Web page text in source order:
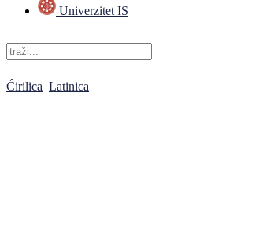
Univerzitet IS
Ćirilica Latinica